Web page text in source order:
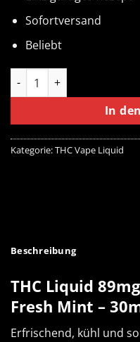
Sofortversand
Beliebt
THC Liquid 89mg THC/
In
Kategorie:THC Vape Liquid
Beschreibung
THC Liquid
Fresh Mint –
Erfrischend, kühl und